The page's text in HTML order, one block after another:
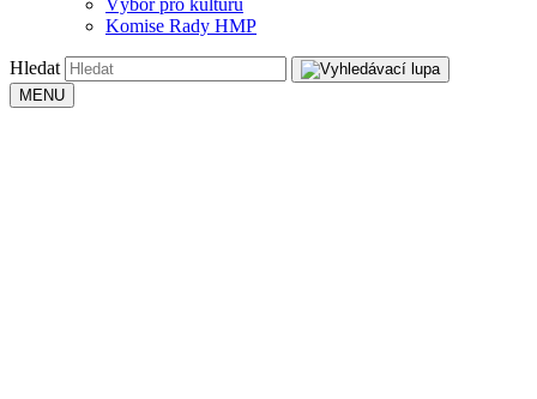
Výbor pro kulturu
Komise Rady HMP
Hledat
MENU